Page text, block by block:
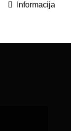
Informacija